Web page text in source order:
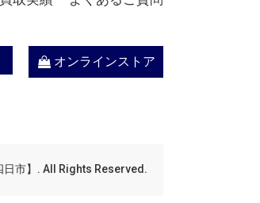
オンラインストア
市】. All Rights Reserved.